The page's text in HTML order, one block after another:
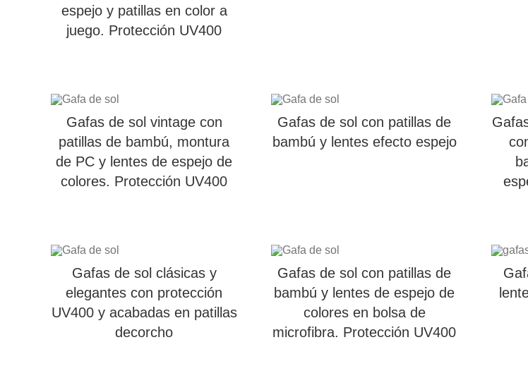
espejo y patillas en color a
juego. Protección UV400
Gafas de sol vintage con
patillas de bambú, montura
de PC y lentes de espejo de
colores. Protección UV400
Gafas de sol con patillas de
bambú y lentes efecto espejo
Gafas de sol clásicas y
elegantes con protección
UV400 y acabadas en patillas
decorcho
Gafas de sol con patillas de
bambú y lentes de espejo de
colores en bolsa de
microfibra. Protección UV400